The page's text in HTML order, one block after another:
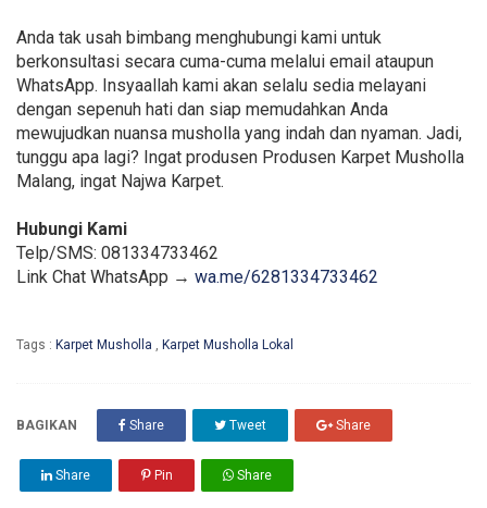
Anda tak usah bimbang menghubungi kami untuk
berkonsultasi secara cuma-cuma melalui email ataupun
WhatsApp. Insyaallah kami akan selalu sedia melayani
dengan sepenuh hati dan siap memudahkan Anda
mewujudkan nuansa musholla yang indah dan nyaman. Jadi,
tunggu apa lagi? Ingat produsen Produsen Karpet Musholla
Malang, ingat Najwa Karpet.
Hubungi Kami
Telp/SMS: 081334733462
Link Chat WhatsApp → wa.me/6281334733462
Tags : Karpet Musholla , Karpet Musholla Lokal
BAGIKAN Share Tweet Share
Share Pin Share